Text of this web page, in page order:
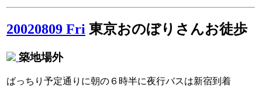
20020809 Fri 東京おのぼりさんお徒歩
築地場外
ばっちり予定通りに朝の６時半に夜行バスは新宿到着